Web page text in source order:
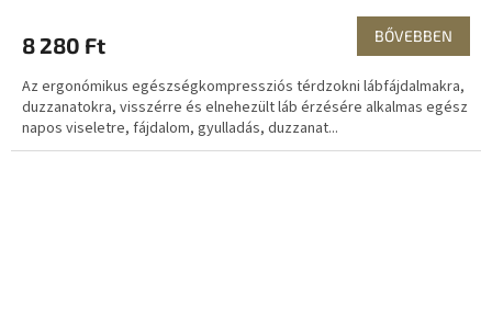
8 280 Ft BŐVEBBEN
Az ergonómikus egészségkompressziós térdzokni lábfájdalmakra,
duzzanatokra, visszérre és elnehezült láb érzésére alkalmas egész
napos viseletre, fájdalom, gyulladás, duzzanat...